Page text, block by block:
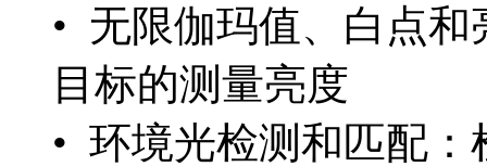
• 无限伽玛值、白点
目标的测量亮度
• 环境光检测和匹配